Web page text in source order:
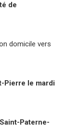
de
domicile vers
Pierre le mardi
Saint-Paterne-